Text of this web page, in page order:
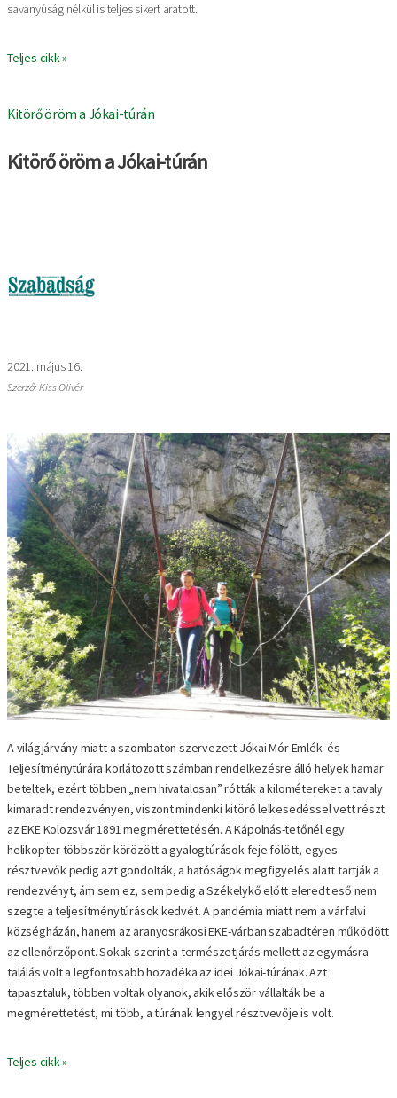
savanyúság nélkül is teljes sikert aratott.
Teljes cikk »
Kitörő öröm a Jókai-túrán
Kitörő öröm a Jókai-túrán
2021. május 16.
Szerző: Kiss Olivér
A világjárvány miatt a szombaton szervezett Jókai Mór Emlék- és
Teljesítménytúrára korlátozott számban rendelkezésre álló helyek hamar
beteltek, ezért többen „nem hivatalosan” rótták a kilométereket a tavaly
kimaradt rendezvényen, viszont mindenki kitörő lelkesedéssel vett részt
az EKE Kolozsvár 1891 megmérettetésén. A Kápolnás-tetőnél egy
helikopter többször körözött a gyalogtúrások feje fölött, egyes
résztvevők pedig azt gondolták, a hatóságok megfigyelés alatt tartják a
rendezvényt, ám sem ez, sem pedig a Székelykő előtt eleredt eső nem
szegte a teljesítménytúrások kedvét. A pandémia miatt nem a várfalvi
községházán, hanem az aranyosrákosi EKE-várban szabadtéren működött
az ellenőrzőpont. Sokak szerint a természetjárás mellett az egymásra
találás volt a legfontosabb hozadéka az idei Jókai-túrának. Azt
tapasztaluk, többen voltak olyanok, akik először vállalták be a
megmérettetést, mi több, a túrának lengyel résztvevője is volt.
Teljes cikk »